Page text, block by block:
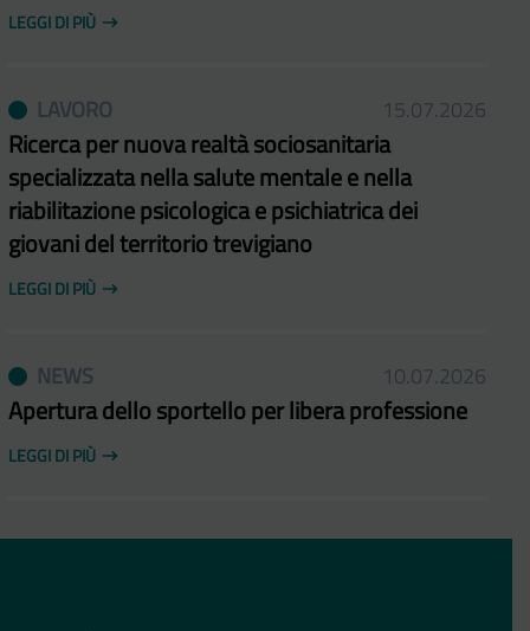
LEGGI DI PIÙ
LAVORO 15.07.2026
Ricerca per nuova realtà sociosanitaria
specializzata nella salute mentale e nella
riabilitazione psicologica e psichiatrica dei
giovani del territorio trevigiano
LEGGI DI PIÙ
NEWS 10.07.2026
Apertura dello sportello per libera professione
LEGGI DI PIÙ